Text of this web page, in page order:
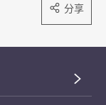
分享